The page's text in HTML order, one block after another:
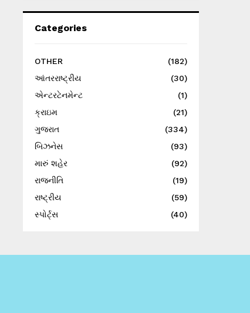
Categories
OTHER
(182)
આંતરરાષ્ટ્રીય
(30)
એન્ટરટેનમેન્ટ
(1)
ક્રાઇમ
(21)
ગુજરાત
(334)
બિઝનેસ
(93)
મારું શહેર
(92)
રાજનીતિ
(19)
રાષ્ટ્રીય
(59)
સ્પોર્ટ્સ
(40)